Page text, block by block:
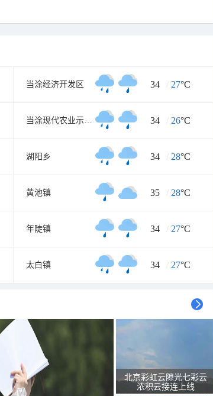
当涂经济开发区 34 / 27°C
当涂现代农业示范区 34 / 26°C
湖阳乡 34 / 28°C
黄池镇 35 / 28°C
年陡镇 34 / 27°C
太白镇 34 / 27°C
北京彩虹云隙光七彩云
浓积云接连上线